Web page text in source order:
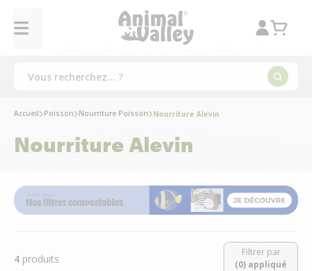
Accueil Poisson Nourriture Poisson Nourriture Alevin
Nourriture Alevin
4 produits
Filtrer par
(0) appliqué